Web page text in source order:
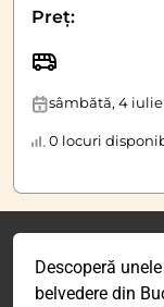
Preț:
sâmbătă, 4 iulie
0 locuri
Descoperă
belvedere din